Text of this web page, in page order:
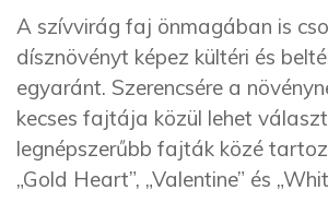
A szívvirág faj önmagában is
dísznövényt képez kültéri és
egyaránt. Szerencsére a
kecses fajtája közül lehet
legnépszerűbb fajták közé
„Gold Heart”, „Valentine” és